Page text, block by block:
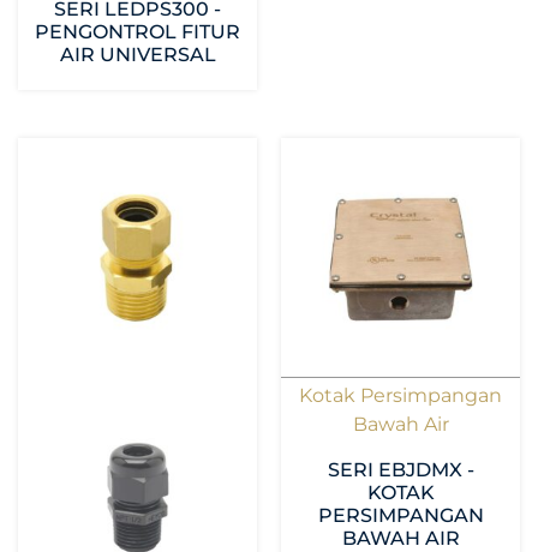
SERI LEDPS300 -
PENGONTROL FITUR
AIR UNIVERSAL
Kotak Persimpangan
Bawah Air
SERI EBJDMX -
KOTAK
PERSIMPANGAN
BAWAH AIR